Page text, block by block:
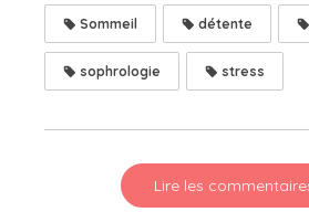
Sommeil détente
sophrologie stress
Lire les